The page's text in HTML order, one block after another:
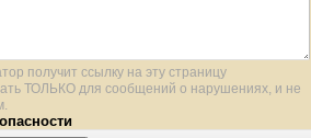
получит ссылку на эту страницу
ТОЛЬКО для сообщений о нарушениях, и не